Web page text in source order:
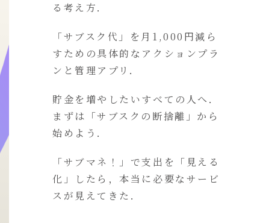
る考え方．
「サブスク代」を月1,000円減ら
すための具体的なアクションプラ
ンと管理アプリ．
貯金を増やしたいすべての人へ．
まずは「サブスクの断捨離」から
始めよう．
「サブマネ！」で支出を「見える
化」したら，本当に必要なサービ
スが見えてきた．